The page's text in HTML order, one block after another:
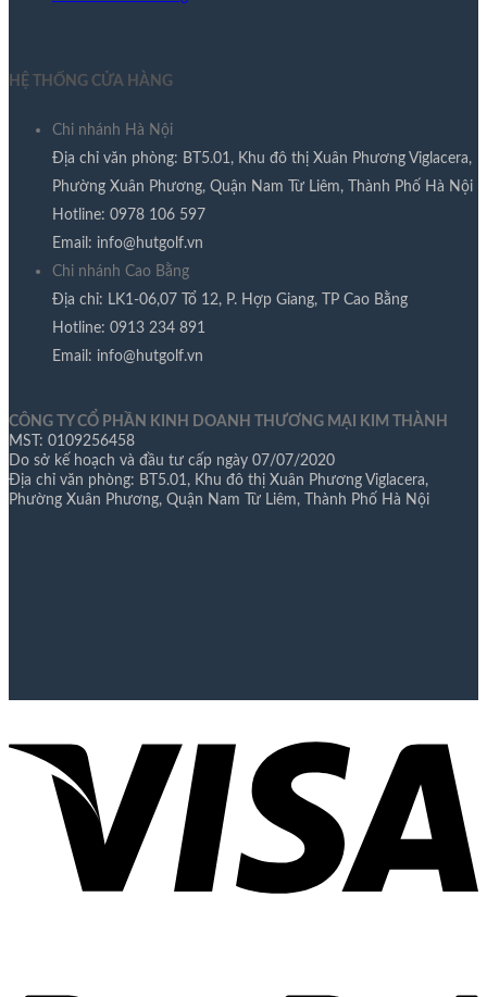
HỆ THỐNG CỬA HÀNG
Chi nhánh Hà Nội
Địa chỉ văn phòng: BT5.01, Khu đô thị Xuân Phương Viglacera,
Phường Xuân Phương, Quận Nam Từ Liêm, Thành Phố Hà Nội
Hotline: 0978 106 597​
Email: info@hutgolf.vn​
Chi nhánh Cao Bằng
Địa chỉ: LK1-06,07 Tổ 12, P. Hợp Giang, TP Cao Bằng
Hotline: 0913 234 891
Email: info@hutgolf.vn
CÔNG TY CỔ PHẦN KINH DOANH THƯƠNG MẠI KIM THÀNH
MST: 0109256458
Do sở kế hoạch và đầu tư cấp ngày 07/07/2020
Địa chỉ văn phòng: BT5.01, Khu đô thị Xuân Phương Viglacera,
Phường Xuân Phương, Quận Nam Từ Liêm, Thành Phố Hà Nội